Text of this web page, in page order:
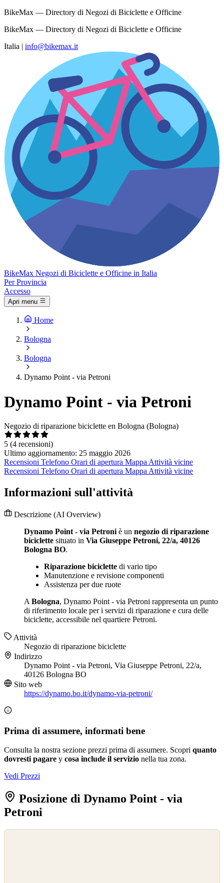
BikeMax — Directory di Negozi di Biciclette e Officine
BikeMax — Directory di Negozi di Biciclette e Officine
Italia | info@bikemax.it
BikeMax Negozi di Biciclette e Officine in Italia
Per Provincia
Accesso
Apri menu
Home
Bologna
Bologna
Dynamo Point - via Petroni
Dynamo Point - via Petroni
Negozio di riparazione biciclette en Bologna (Bologna)
5 (4 recensioni)
Ultimo aggiornamento: 25 maggio 2026
Recensioni Telefono Orari di apertura Mappa Attività vicine
Recensioni Telefono Orari di apertura Mappa Attività vicine
Informazioni sull'attività
Descrizione (AI Overview)
Dynamo Point - via Petroni è un negozio di riparazione
biciclette situato in Via Giuseppe Petroni, 22/a, 40126
Bologna BO.
Riparazione biciclette di vario tipo
Manutenzione e revisione componenti
Assistenza per due ruote
A Bologna, Dynamo Point - via Petroni rappresenta un punto
di riferimento locale per i servizi di riparazione e cura delle
biciclette, accessibile nel quartiere Petroni.
Attività
Negozio di riparazione biciclette
Indirizzo
Dynamo Point - via Petroni, Via Giuseppe Petroni, 22/a,
40126 Bologna BO
Sito web
https://dynamo.bo.it/dynamo-via-petroni/
Prima di assumere, informati bene
Consulta la nostra sezione prezzi prima di assumere. Scopri quanto
dovresti pagare y cosa include il servizio nella tua zona.
Vedi Prezzi
Posizione di Dynamo Point - via
Petroni